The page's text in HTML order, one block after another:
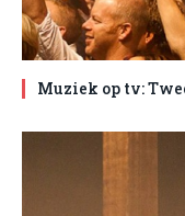
Muziek op tv: